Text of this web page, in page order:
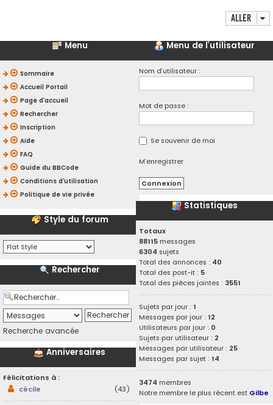
Aller
Menu
Sommaire
Accueil Portail
Page d’accueil
Rechercher
Inscription
Aide
FAQ
Guide du BBCode
Conditions d’utilisation
Politique de vie privée
Style du forum
Rechercher
Recherche avancée
Anniversaires
Félicitations à :
cécile
(43)
Menu de l’utilisateur
Nom d’utilisateur :
Mot de passe :
Se souvenir de moi
M’enregistrer
Statistiques
Totaux
88115 messages
6304 sujets
Total des annonces : 40
Total des post-it : 5
Total des pièces jointes : 3551
Sujets par jour :1
Messages par jour :12
Utilisateurs par jour : 0
Sujets par utilisateur : 2
Messages par utilisateur : 25
Messages par sujet :14
3474 membres
Notre membre le plus récent est Gilbe